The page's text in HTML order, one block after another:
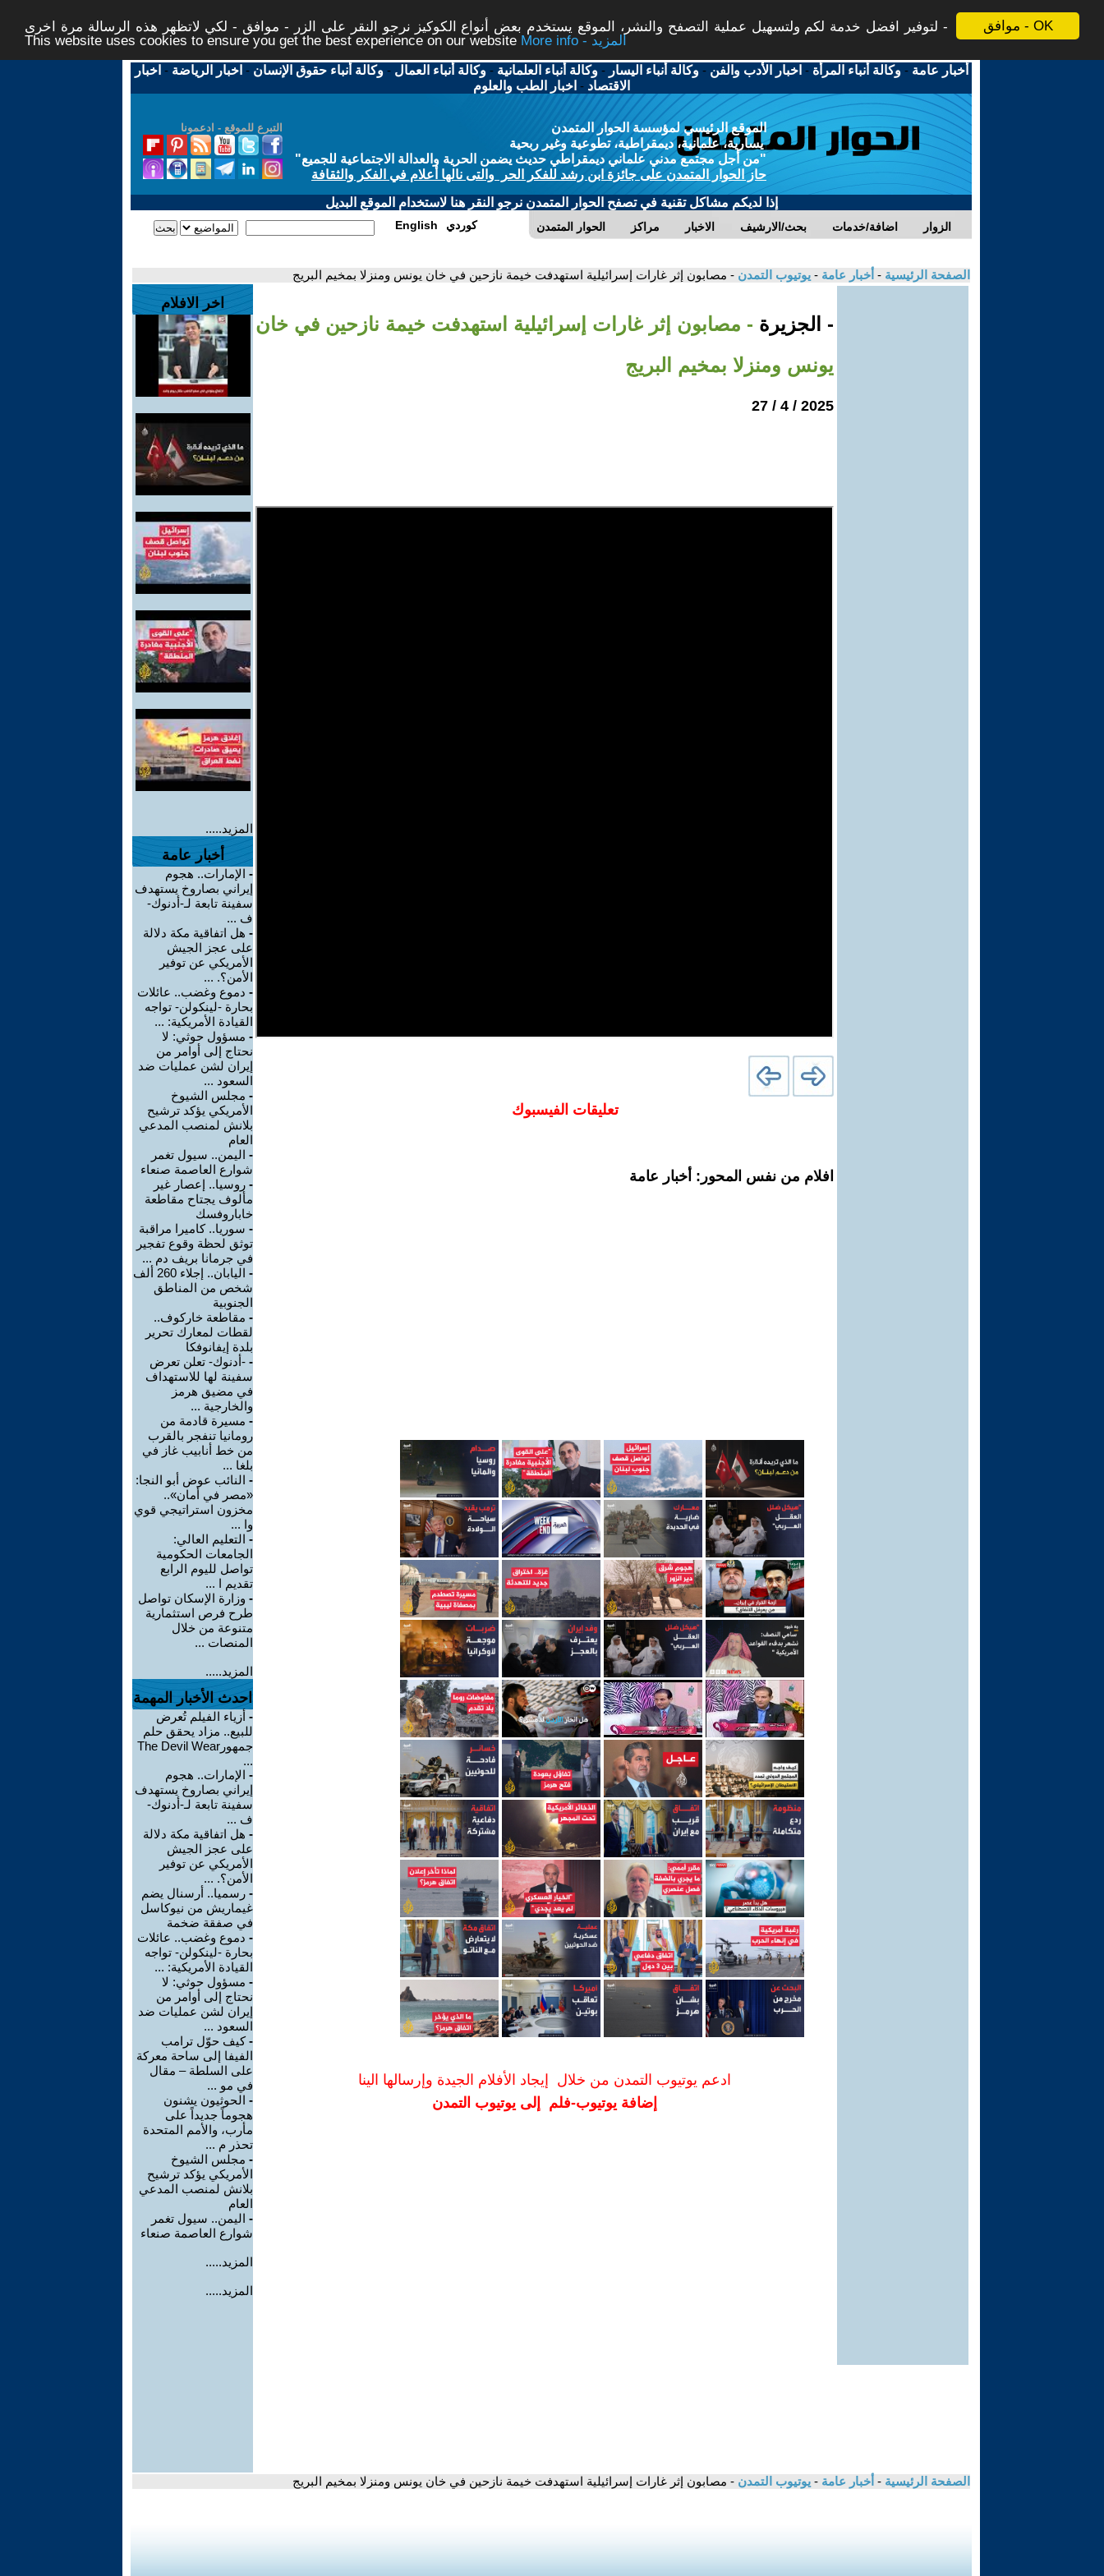
موافق - OK
لتوفير افضل خدمة لكم ولتسهيل عملية التصفح والنشر، الموقع يستخدم بعض أنواع الكوكيز نرجو النقر على الزر - موافق - لكي لاتظهر هذه الرسالة مرة اخرى -
This website uses cookies to ensure you get the best experience on our website
More info - المزيد
أخبار عامة -وكالة أنباء المرأة - اخبار الأدب والفن -وكالة أنباء اليسار -وكالة أنباء العلمانية -وكالة أنباء العمال -وكالة أنباء حقوق الإنسان - اخبار الرياضة - اخبار
الاقتصاد - اخبار الطب والعلوم
التبرع للموقع - ادعمونا
الموقع الرئيسي لمؤسسة الحوار المتمدن
يسارية، علمانية، ديمقراطية، تطوعية وغير ربحية
"من أجل مجتمع مدني علماني ديمقراطي حديث يضمن الحرية والعدالة الاجتماعية للجميع"
حاز الحوار المتمدن على جائزة ابن رشد للفكر الحر والتى نالها أعلام في الفكر والثقافة
إذا لديكم مشاكل تقنية في تصفح الحوار المتمدن نرجو النقر هنا لاستخدام الموقع البديل
الحوار المتمدن مراكز الاخبار بحث/الارشيف اضافة/خدمات الزوار English كوردي
الصفحة الرئيسية - أخبار عامة - يوتيوب التمدن - مصابون إثر غارات إسرائيلية استهدفت خيمة نازحين في خان يونس ومنزلا بمخيم البريج
- الجزيرة - مصابون إثر غارات إسرائيلية استهدفت خيمة نازحين في خان
يونس ومنزلا بمخيم البريج
2025 / 4 / 27
تعليقات الفيسبوك
افلام من نفس المحور: أخبار عامة
ادعم يوتيوب التمدن من خلال إيجاد الأفلام الجيدة وإرسالها الينا
إضافة يوتيوب-فلم إلى يوتيوب التمدن
اخر الافلام
المزيد.....
أخبار عامة
- الإمارات.. هجوم
إيراني بصاروخ يستهدف
سفينة تابعة لـ-أدنوك-
ف ...
- هل اتفاقية مكة دلالة
على عجز الجيش
الأمريكي عن توفير
الأمن؟. ...
- دموع وغضب.. عائلات
بحارة -لينكولن- تواجه
القيادة الأمريكية: ...
- مسؤول حوثي: لا
نحتاج إلى أوامر من
إيران لشن عمليات ضد
السعود ...
- مجلس الشيوخ
الأمريكي يؤكد ترشيح
بلانش لمنصب المدعي
العام
- اليمن.. سيول تغمر
شوارع العاصمة صنعاء
- روسيا.. إعصار غير
مألوف يجتاح مقاطعة
خاباروفسك
- سوريا.. كاميرا مراقبة
توثق لحظة وقوع تفجير
في جرمانا بريف دم ...
-
اليابان.. إجلاء 260 ألف
شخص من المناطق
الجنوبية
- مقاطعة خاركوف..
لقطات لمعارك تحرير
بلدة إيفانوفكا
- -أدنوك- تعلن تعرض
سفينة لها للاستهداف
في مضيق هرمز
والخارجية ...
- مسيرة قادمة من
رومانيا تنفجر بالقرب
من خط أنابيب غاز في
بلغا ...
- النائب عوض أبو النجا:
«مصر في أمان»..
مخزون استراتيجي قوي
وا ...
- التعليم العالي:
الجامعات الحكومية
تواصل لليوم الرابع
تقديم ا ...
- وزارة الإسكان تواصل
طرح فرص استثمارية
متنوعة من خلال
المنصات ...
المزيد.....
احدث الأخبار المهمة
- أزياء الفيلم تُعرض
للبيع.. مزاد يحقق حلم
جمهورThe Devil Wear
...
- الإمارات.. هجوم
إيراني بصاروخ يستهدف
سفينة تابعة لـ-أدنوك-
ف ...
- هل اتفاقية مكة دلالة
على عجز الجيش
الأمريكي عن توفير
الأمن؟. ...
- رسميا.. أرسنال يضم
غيماريش من نيوكاسل
في صفقة ضخمة
- دموع وغضب.. عائلات
بحارة -لينكولن- تواجه
القيادة الأمريكية: ...
- مسؤول حوثي: لا
نحتاج إلى أوامر من
إيران لشن عمليات ضد
السعود ...
-كيف حوّل ترامب
الفيفا إلى ساحة معركة
على السلطة – مقال
في مو ...
- الحوثيون يشنون
هجوماً جديداً على
مأرب، والأمم المتحدة
تحذر م ...
- مجلس الشيوخ
الأمريكي يؤكد ترشيح
بلانش لمنصب المدعي
العام
- اليمن.. سيول تغمر
شوارع العاصمة صنعاء
المزيد.....
المزيد.....
الصفحة الرئيسية - أخبار عامة - يوتيوب التمدن - مصابون إثر غارات إسرائيلية استهدفت خيمة نازحين في خان يونس ومنزلا بمخيم البريج